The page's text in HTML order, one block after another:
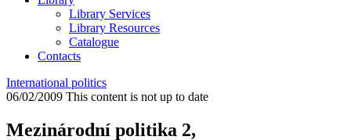
Library Services
Library Resources
Catalogue
Contacts
International politics
06/02/2009 This content is not up to date
Mezinárodní politika 2,